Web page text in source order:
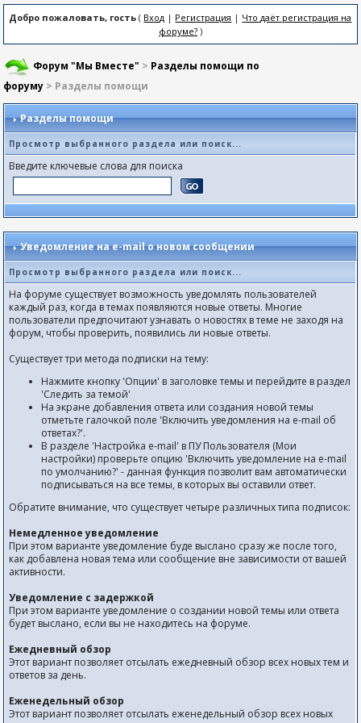
Добро пожаловать, гость ( Вход | Регистрация | Что даёт регистрация на
форуме?)
Форум "Мы Вместе" > Разделы помощи по
форуму > Разделы помощи
Разделы помощи
Просмотр выбранного раздела или поиск...
Введите ключевые слова для поиска
Уведомление на е-mail о новом сообщении
Просмотр выбранного раздела или поиск...
На форуме существует возможность уведомлять пользователей
каждый раз, когда в темах появляются новые ответы. Многие
пользователи предпочитают узнавать о новостях в теме не заходя на
форум, чтобы проверить, появились ли новые ответы.
Существует три метода подписки на тему:
Нажмите кнопку 'Опции' в заголовке темы и перейдите в раздел
'Следить за темой'
На экране добавления ответа или создания новой темы
отметьте галочкой поле 'Включить уведомления на е-mail об
ответах?'.
В разделе 'Настройка е-mail' в ПУ Пользователя (Мои
настройки) проверьте опцию 'Включить уведомление на е-mail
по умолчанию?' - данная функция позволит вам автоматически
подписываться на все темы, в которых вы оставили ответ.
Обратите внимание, что существует четыре различных типа подписок:
Немедленное уведомление
При этом варианте уведомление буде выслано сразу же после того,
как добавлена новая тема или сообщение вне зависимости от вашей
активности.
Уведомление с задержкой
При этом варианте уведомление о создании новой темы или ответа
будет выслано, если вы не находитесь на форуме.
Ежедневный обзор
Этот вариант позволяет отсылать ежедневный обзор всех новых тем и
ответов за день.
Еженедельный обзор
Этот вариант позволяет отсылать еженедельный обзор всех новых